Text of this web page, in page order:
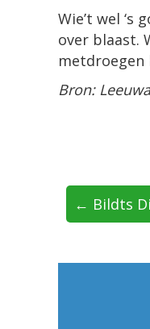
Wie’t wel
over blaast.
metdroegen
Bron:
← Bildts